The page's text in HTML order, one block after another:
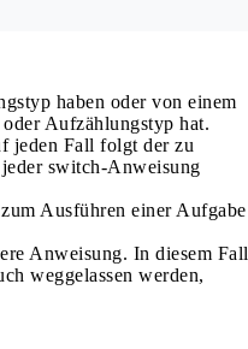
haben oder von einem
Aufzählungstyp hat.
jeden Fall folgt der zu
switch-Anweisung
Ausführen einer Aufgabe
Anweisung. In diesem Fall
weggelassen werden,